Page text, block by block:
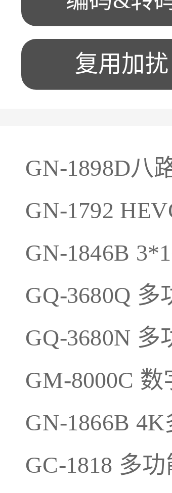
复用加扰
GN-1898D八
GN-1792
GN-1846B
GQ-3680Q
GQ-3680N
GM-8000C
GN-1866B
GC-1818 多